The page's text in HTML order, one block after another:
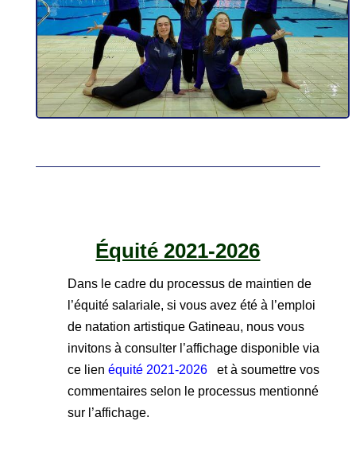
Équité 2021-2026
Dans le cadre du processus de maintien de
l’équité salariale, si vous avez été à l’emploi
de natation artistique Gatineau, nous vous
invitons à consulter l’affichage disponible via
ce lien équité 2021-2026
et à soumettre vos
commentaires selon le processus mentionné
sur l’affichage.